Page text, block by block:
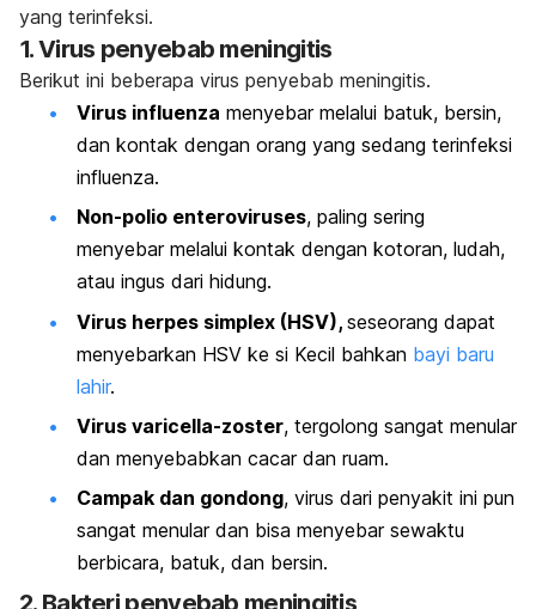
yang terinfeksi.
1. Virus penyebab meningitis
Berikut ini beberapa virus penyebab meningitis.
Virus influenza menyebar melalui batuk, bersin,
dan kontak dengan orang yang sedang terinfeksi
influenza.
Non-polio enteroviruses, paling sering
menyebar melalui kontak dengan kotoran, ludah,
atau ingus dari hidung.
Virus herpes simplex (HSV), seseorang dapat
menyebarkan HSV ke si Kecil bahkan bayi baru
lahir.
Virus varicella-zoster, tergolong sangat menular
dan menyebabkan cacar dan ruam.
Campak dan gondong, virus dari penyakit ini pun
sangat menular dan bisa menyebar sewaktu
berbicara, batuk, dan bersin.
2. Bakteri penyebab meningitis